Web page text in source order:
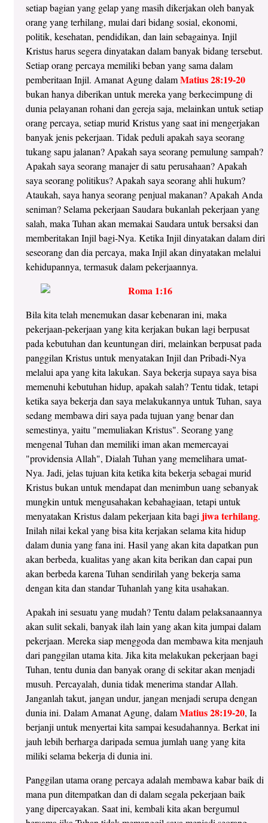
setiap bagian yang gelap yang masih dikerjakan oleh banyak
orang yang terhilang, mulai dari bidang sosial, ekonomi,
politik, kesehatan, pendidikan, dan lain sebagainya. Injil
Kristus harus segera dinyatakan dalam banyak bidang tersebut.
Setiap orang percaya memiliki beban yang sama dalam
pemberitaan Injil. Amanat Agung dalamMatius 28:19-20
bukan hanya diberikan untuk mereka yang berkecimpung di
dunia pelayanan rohani dan gereja saja, melainkan untuk setiap
orang percaya, setiap murid Kristus yang saat ini mengerjakan
banyak jenis pekerjaan. Tidak peduli apakah saya seorang
tukang sapu jalanan? Apakah saya seorang pemulung sampah?
Apakah saya seorang manajer di satu perusahaan? Apakah
saya seorang politikus? Apakah saya seorang ahli hukum?
Ataukah, saya hanya seorang penjual makanan? Apakah Anda
seniman? Selama pekerjaan Saudara bukanlah pekerjaan yang
salah, maka Tuhan akan memakai Saudara untuk bersaksi dan
memberitakan Injil bagi-Nya. Ketika Injil dinyatakan dalam diri
seseorang dan dia percaya, maka Injil akan dinyatakan melalui
kehidupannya, termasuk dalam pekerjaannya.
Bila kita telah menemukan dasar kebenaran ini, maka
pekerjaan-pekerjaan yang kita kerjakan bukan lagi berpusat
pada kebutuhan dan keuntungan diri, melainkan berpusat pada
panggilan Kristus untuk menyatakan Injil dan Pribadi-Nya
melalui apa yang kita lakukan. Saya bekerja supaya saya bisa
memenuhi kebutuhan hidup, apakah salah? Tentu tidak, tetapi
ketika saya bekerja dan saya melakukannya untuk Tuhan, saya
sedang membawa diri saya pada tujuan yang benar dan
semestinya, yaitu "memuliakan Kristus". Seorang yang
mengenal Tuhan dan memiliki iman akan memercayai
"providensia Allah", Dialah Tuhan yang memelihara umat-
Nya. Jadi, jelas tujuan kita ketika kita bekerja sebagai murid
Kristus bukan untuk mendapat dan menimbun uang sebanyak
mungkin untuk mengusahakan kebahagiaan, tetapi untuk
menyatakan Kristus dalam pekerjaan kita bagi jiwa terhilang.
Inilah nilai kekal yang bisa kita kerjakan selama kita hidup
dalam dunia yang fana ini. Hasil yang akan kita dapatkan pun
akan berbeda, kualitas yang akan kita berikan dan capai pun
akan berbeda karena Tuhan sendirilah yang bekerja sama
dengan kita dan standar Tuhanlah yang kita usahakan.
Apakah ini sesuatu yang mudah? Tentu dalam pelaksanaannya
akan sulit sekali, banyak ilah lain yang akan kita jumpai dalam
pekerjaan. Mereka siap menggoda dan membawa kita menjauh
dari panggilan utama kita. Jika kita melakukan pekerjaan bagi
Tuhan, tentu dunia dan banyak orang di sekitar akan menjadi
musuh. Percayalah, dunia tidak menerima standar Allah.
Janganlah takut, jangan undur, jangan menjadi serupa dengan
dunia ini. Dalam Amanat Agung, dalamMatius 28:19-20, Ia
berjanji untuk menyertai kita sampai kesudahannya. Berkat ini
jauh lebih berharga daripada semua jumlah uang yang kita
miliki selama bekerja di dunia ini.
Panggilan utama orang percaya adalah membawa kabar baik di
mana pun ditempatkan dan di dalam segala pekerjaan baik
yang dipercayakan. Saat ini, kembali kita akan bergumul